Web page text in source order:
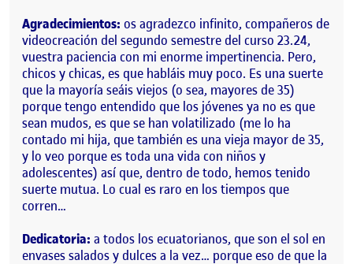
Agradecimientos: os agradezco infinito, compañeros de
videocreación del segundo semestre del curso 23.24,
vuestra paciencia con mi enorme impertinencia. Pero,
chicos y chicas, es que habláis muy poco. Es una suerte
que la mayoría seáis viejos (o sea, mayores de 35)
porque tengo entendido que los jóvenes ya no es que
sean mudos, es que se han volatilizado (me lo ha
contado mi hija, que también es una vieja mayor de 35,
y lo veo porque es toda una vida con niños y
adolescentes) así que, dentro de todo, hemos tenido
suerte mutua. Lo cual es raro en los tiempos que
corren…
Dedicatoria: a todos los ecuatorianos, que son el sol en
envases salados y dulces a la vez… porque eso de que la